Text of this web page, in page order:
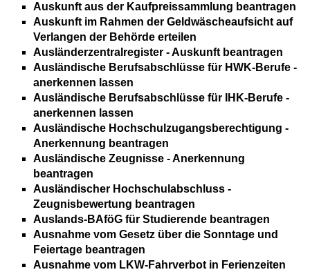
Auskunft aus der Kaufpreissammlung beantragen
Auskunft im Rahmen der Geldwäscheaufsicht auf
Verlangen der Behörde erteilen
Ausländerzentralregister - Auskunft beantragen
Ausländische Berufsabschlüsse für HWK-Berufe -
anerkennen lassen
Ausländische Berufsabschlüsse für IHK-Berufe -
anerkennen lassen
Ausländische Hochschulzugangsberechtigung -
Anerkennung beantragen
Ausländische Zeugnisse - Anerkennung
beantragen
Ausländischer Hochschulabschluss -
Zeugnisbewertung beantragen
Auslands-BAföG für Studierende beantragen
Ausnahme vom Gesetz über die Sonntage und
Feiertage beantragen
Ausnahme vom LKW-Fahrverbot in Ferienzeiten